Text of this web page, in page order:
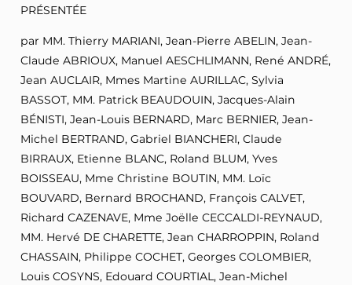
PRÉSENTÉE
par MM. Thierry MARIANI, Jean-Pierre ABELIN, Jean-
Claude ABRIOUX, Manuel AESCHLIMANN, René ANDRÉ,
Jean AUCLAIR, Mmes Martine AURILLAC, Sylvia
BASSOT, MM. Patrick BEAUDOUIN, Jacques-Alain
BÉNISTI, Jean-Louis BERNARD, Marc BERNIER, Jean-
Michel BERTRAND, Gabriel BIANCHERI, Claude
BIRRAUX, Etienne BLANC, Roland BLUM, Yves
BOISSEAU, Mme Christine BOUTIN, MM. Loïc
BOUVARD, Bernard BROCHAND, François CALVET,
Richard CAZENAVE, Mme Joëlle CECCALDI-REYNAUD,
MM. Hervé DE CHARETTE, Jean CHARROPPIN, Roland
CHASSAIN, Philippe COCHET, Georges COLOMBIER,
Louis COSYNS, Edouard COURTIAL, Jean-Michel